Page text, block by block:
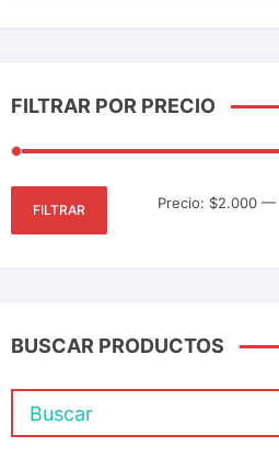
FILTRAR POR PRECIO
FILTRAR Precio: $2.000 —
BUSCAR PRODUCTOS